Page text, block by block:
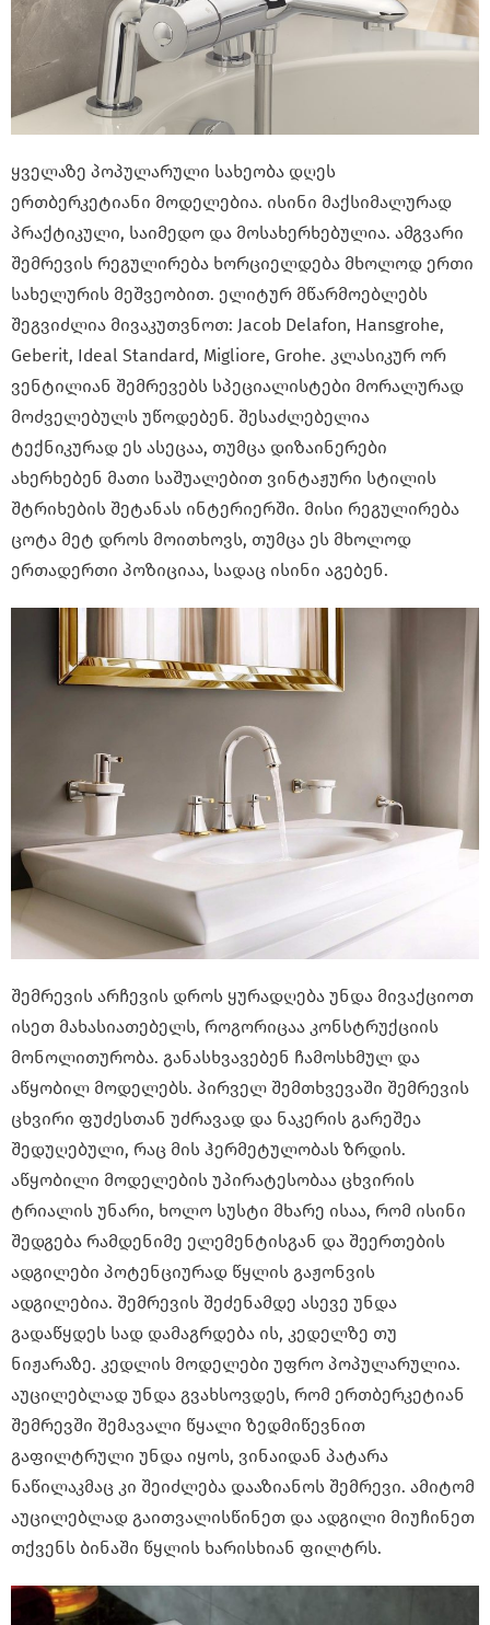
ყველაზე პოპულარული სახეობა დღეს
ერთბერკეტიანი მოდელებია. ისინი მაქსიმალურად
პრაქტიკული, საიმედო და მოსახერხებულია. ამგვარი
შემრევის რეგულირება ხორციელდება მხოლოდ ერთი
სახელურის მეშვეობით. ელიტურ მწარმოებლებს
შეგვიძლია მივაკუთვნოთ: Jacob Delafon, Hansgrohe,
Geberit, Ideal Standard, Migliore, Grohe. კლასიკურ ორ
ვენტილიან შემრევებს სპეციალისტები მორალურად
მოძველებულს უწოდებენ. შესაძლებელია
ტექნიკურად ეს ასეცაა, თუმცა დიზაინერები
ახერხებენ მათი საშუალებით ვინტაჟური სტილის
შტრიხების შეტანას ინტერიერში. მისი რეგულირება
ცოტა მეტ დროს მოითხოვს, თუმცა ეს მხოლოდ
ერთადერთი პოზიციაა, სადაც ისინი აგებენ.
შემრევის არჩევის დროს ყურადღება უნდა მივაქციოთ
ისეთ მახასიათებელს, როგორიცაა კონსტრუქციის
მონოლითურობა. განასხვავებენ ჩამოსხმულ და
აწყობილ მოდელებს. პირველ შემთხვევაში შემრევის
ცხვირი ფუძესთან უძრავად და ნაკერის გარეშეა
შედუღებული, რაც მის ჰერმეტულობას ზრდის.
აწყობილი მოდელების უპირატესობაა ცხვირის
ტრიალის უნარი, ხოლო სუსტი მხარე ისაა, რომ ისინი
შედგება რამდენიმე ელემენტისგან და შეერთების
ადგილები პოტენციურად წყლის გაჟონვის
ადგილებია. შემრევის შეძენამდე ასევე უნდა
გადაწყდეს სად დამაგრდება ის, კედელზე თუ
ნიჟარაზე. კედლის მოდელები უფრო პოპულარულია.
აუცილებლად უნდა გვახსოვდეს, რომ ერთბერკეტიან
შემრევში შემავალი წყალი ზედმიწევნით
გაფილტრული უნდა იყოს, ვინაიდან პატარა
ნაწილაკმაც კი შეიძლება დააზიანოს შემრევი. ამიტომ
აუცილებლად გაითვალისწინეთ და ადგილი მიუჩინეთ
თქვენს ბინაში წყლის ხარისხიან ფილტრს.